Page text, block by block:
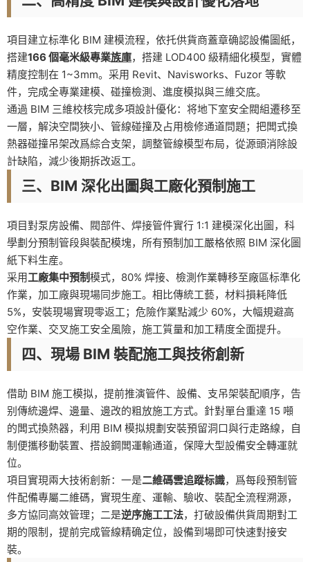
項目建立标準化 BIM 建模流程，依托供貨商蓋章确認設備圖紙，
搭建166 個毫米級專業族庫，搭建 LOD400 級精細化模型，實體
精度控制在 1~3mm。采用 Revit、Navisworks、Fuzor 等軟
件，完成全專業建模、碰撞檢測、進度模拟與三維交底。
通過 BIM 三維校核完成多項設計優化：将地下室安全閥組遷移至
一層，解決空間狹小、管線碰撞及占用檢修通道問題；把闆式換
熱器碰撞吊架改爲綜合支架，調整管線模型布局，從源頭消除設
計缺陷，減少後期拆改返工。
三、BIM 深化出圖與工廠化預制施工
項目對泵房設備、閥部件、焊接管件實行 1:1 建模深化出圖，科
學劃分預制管段與裝配模塊，所有預制加工嚴格依照 BIM 深化圖
紙下料生産。
采用工廠集中預制模式，80% 焊接、檢測作業轉移至廠區标準化
作業，加工廠與現場同步施工。相比傳統工藝，材料損耗降低
5%，安裝現場實現零返工；危險作業點減少 60%，大幅規避高
空作業、交叉施工安全風險，施工質量和加工精度全面提升。
四、現場 BIM 裝配施工與技術創新
借助 BIM 施工模拟，提前推演管件、設備、支吊架裝配順序，告
别傳統邊焊、邊量、邊改的粗放施工方式。針對單台重達 15 噸
的闆式換熱器，利用 BIM 模拟規劃安裝預留洞口與行走路線，自
制便攜移動裝置、搭設鋼闆運輸通道，保障大型設備安全轉運就
位。
項目實現兩大技術創新：一是二維碼雲追蹤标識，爲每段預制管
件配備專屬二維碼，實現生産、運輸、驗收、裝配全流程溯源，
多方協同高效管理；二是逆序施工工法，打破設備供貨周期對工
期的限制，提前完成管線精确定位，設備到場即可快速對接安
裝。